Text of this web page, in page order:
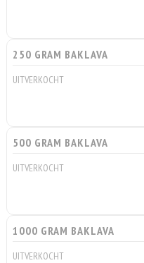
250 GRAM BAKLAVA
UITVERKOCHT
500 GRAM BAKLAVA
UITVERKOCHT
1000 GRAM BAKLAVA
UITVERKOCHT